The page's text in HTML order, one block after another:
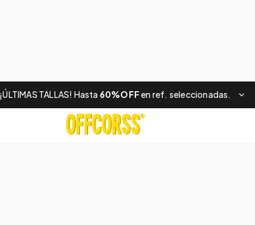
¡ÚLTIMAS TALLAS! Hasta 60%OFFen ref. seleccionadas.